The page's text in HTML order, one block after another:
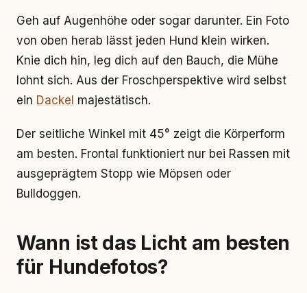
Geh auf Augenhöhe oder sogar darunter. Ein Foto
von oben herab lässt jeden Hund klein wirken.
Knie dich hin, leg dich auf den Bauch, die Mühe
lohnt sich. Aus der Froschperspektive wird selbst
ein Dackel majestätisch.
Der seitliche Winkel mit 45° zeigt die Körperform
am besten. Frontal funktioniert nur bei Rassen mit
ausgeprägtem Stopp wie Möpsen oder
Bulldoggen.
Wann ist das Licht am besten
für Hundefotos?